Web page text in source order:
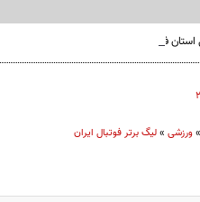
استان فارس صعود کرد
ورزشی»لیگ برتر فوتبال ایران